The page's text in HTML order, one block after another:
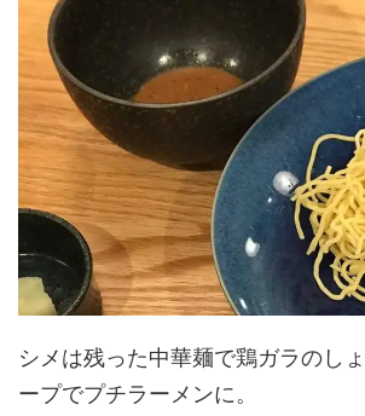
シメは残った中華麺で鶏ガラのし
ープでプチラーメンに。